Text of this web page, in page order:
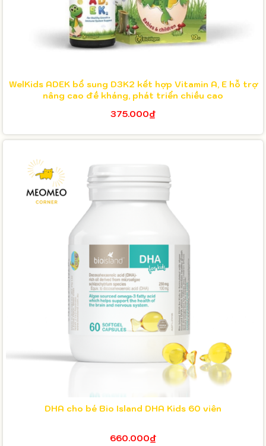
WelKids ADEK bổ sung D3K2 kết hợp Vitamin A, E hỗ trợ
nâng cao đề kháng, phát triển chiều cao
375.000₫
DHA cho bé Bio Island DHA Kids 60 viên
660.000₫